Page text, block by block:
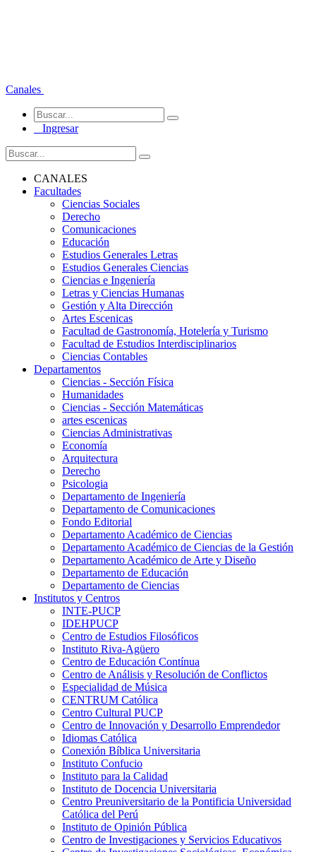
Canales
Ingresar
CANALES
Facultades
Ciencias Sociales
Derecho
Comunicaciones
Educación
Estudios Generales Letras
Estudios Generales Ciencias
Ciencias e Ingeniería
Letras y Ciencias Humanas
Gestión y Alta Dirección
Artes Escenicas
Facultad de Gastronomía, Hotelería y Turismo
Facultad de Estudios Interdisciplinarios
Ciencias Contables
Departamentos
Ciencias - Sección Física
Humanidades
Ciencias - Sección Matemáticas
artes escenicas
Ciencias Administrativas
Economía
Arquitectura
Derecho
Psicologia
Departamento de Ingeniería
Departamento de Comunicaciones
Fondo Editorial
Departamento Académico de Ciencias
Departamento Académico de Ciencias de la Gestión
Departamento Académico de Arte y Diseño
Departamento de Educación
Departamento de Ciencias
Institutos y Centros
INTE-PUCP
IDEHPUCP
Centro de Estudios Filosóficos
Instituto Riva-Agüero
Centro de Educación Contínua
Centro de Análisis y Resolución de Conflictos
Especialidad de Música
CENTRUM Católica
Centro Cultural PUCP
Centro de Innovación y Desarrollo Emprendedor
Idiomas Católica
Conexión Bíblica Universitaria
Instituto Confucio
Instituto para la Calidad
Instituto de Docencia Universitaria
Centro Preuniversitario de la Pontificia Universidad
Católica del Perú
Instituto de Opinión Pública
Centro de Investigaciones y Servicios Educativos